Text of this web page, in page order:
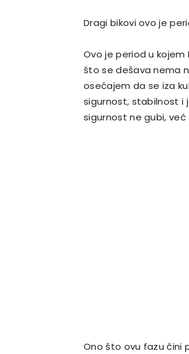
Dragi bikovi ovo je
Ovo je period u kojem
što se dešava nema
osećajem da se iza
sigurnost, stabilnost i
sigurnost ne gubi,
Ono što ovu fazu čini